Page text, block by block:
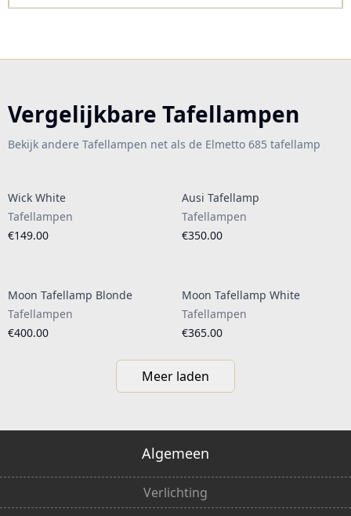
Vergelijkbare Tafellampen
Bekijk andere Tafellampen net als de Elmetto 685 tafellamp
Wick White
Tafellampen
€149.00
Ausi Tafellamp
Tafellampen
€350.00
Moon Tafellamp Blonde
Tafellampen
€400.00
Moon Tafellamp White
Tafellampen
€365.00
Meer laden
Algemeen
Verlichting